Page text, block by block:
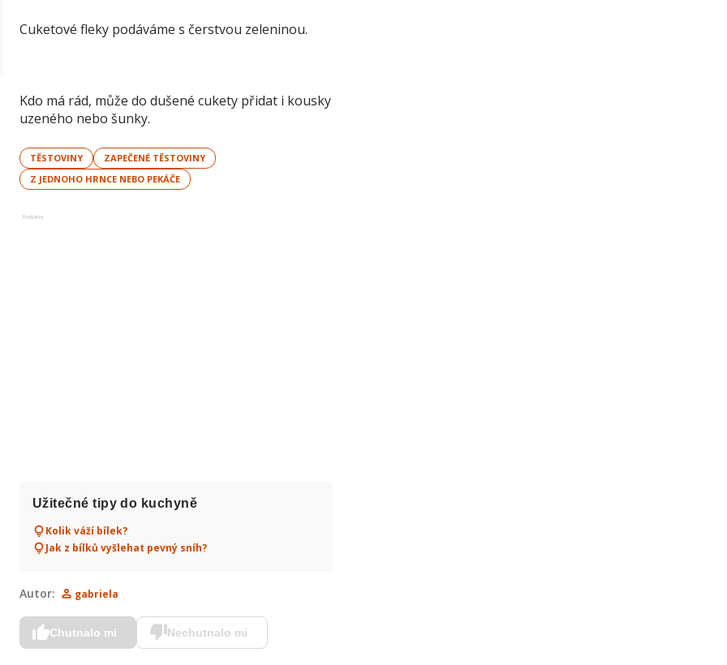
Cuketové fleky podáváme s čerstvou zeleninou.
Kdo má rád, může do dušené cukety přidat i kousky
uzeného nebo šunky.
TĚSTOVINY
ZAPEČENÉ TĚSTOVINY
Z JEDNOHO HRNCE NEBO PEKÁČE
Reklama
Užitečné tipy do kuchyně
Kolik váží bílek?
Jak z bílků vyšlehat pevný sníh?
Autor: gabriela
Chutnalo mi Nechutnalo mi